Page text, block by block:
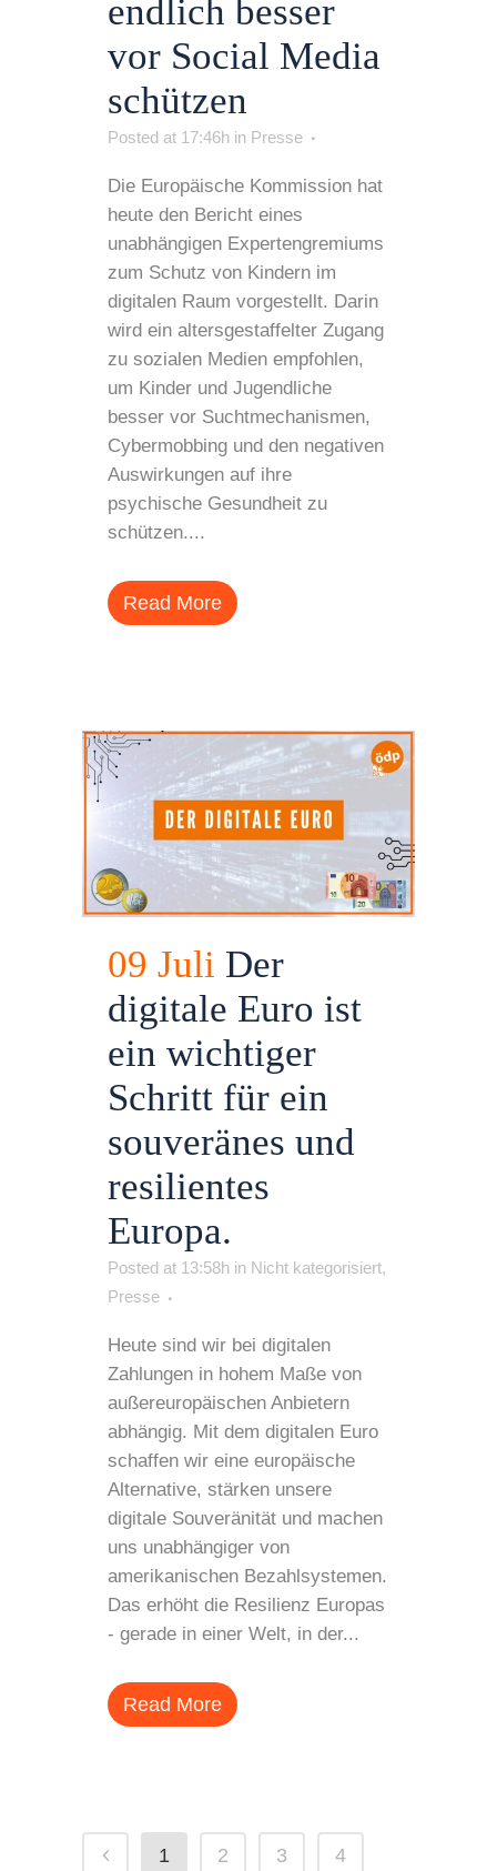
endlich besser
vor Social Media
schützen
Posted at 17:46h in Presse
Die Europäische Kommission hat
heute den Bericht eines
unabhängigen Expertengremiums
zum Schutz von Kindern im
digitalen Raum vorgestellt. Darin
wird ein altersgestaffelter Zugang
zu sozialen Medien empfohlen,
um Kinder und Jugendliche
besser vor Suchtmechanismen,
Cybermobbing und den negativen
Auswirkungen auf ihre
psychische Gesundheit zu
schützen....
Read More
09 Juli Der
digitale Euro ist
ein wichtiger
Schritt für ein
souveränes und
resilientes
Europa.
Posted at 13:58h in Nicht kategorisiert,
Presse
Heute sind wir bei digitalen
Zahlungen in hohem Maße von
außereuropäischen Anbietern
abhängig. Mit dem digitalen Euro
schaffen wir eine europäische
Alternative, stärken unsere
digitale Souveränität und machen
uns unabhängiger von
amerikanischen Bezahlsystemen.
Das erhöht die Resilienz Europas
- gerade in einer Welt, in der...
Read More
1 2 3 4